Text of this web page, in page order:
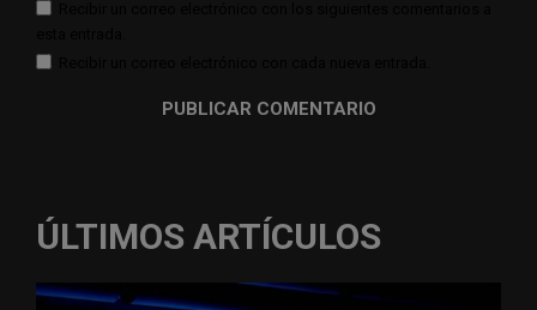
ÚLTIMOS ARTÍCULOS